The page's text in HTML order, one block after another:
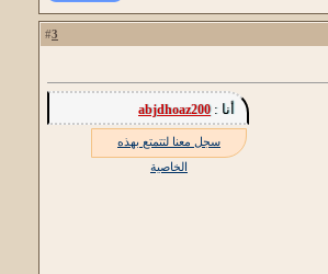
3
أنا :abjdhoaz200
سجل معنا لتتمتع بهذه
الخاصية